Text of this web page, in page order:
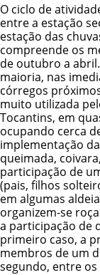
O ciclo de
entre a estação
estação das
compreende os
de outubro a
maioria, nas
córregos
muito utilizada
Tocantins, em
ocupando cerca
implementação
queimada,
participação de
(pais, filhos
em algumas
organizem-se
a participação de
primeiro caso, a
membros de um
segundo, entre